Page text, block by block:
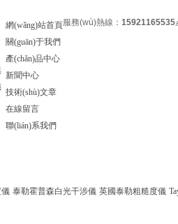
服務(wù)熱線： 15921165535
網(wǎng)站首頁
關(guān)于我們
產(chǎn)品中心
新聞中心
技術(shù)文章
在線留言
聯(lián)系我們
泰勒霍普森白光干涉儀 英國泰勒粗糙度儀